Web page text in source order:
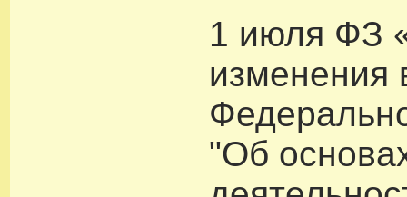
1 июля ФЗ
изменения
"Об